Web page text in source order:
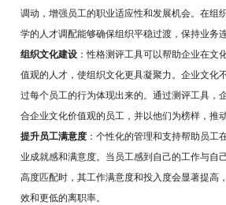
调动，增强员工的职业适应性和发展机会。在组
学的人才调配能够确保组织平稳过渡，保持业务连
组织文化建设 ：性格测评工具可以帮助企业在文
值观的人才，使组织文化更具凝聚力。企业文化
过每个员工的行为体现出来的。通过测评工具，
合企业文化价值观的员工，并以他们为榜样，推
提升员工满意度 ：个性化的管理和支持帮助员工
业成就感和满意度。当员工感到自己的工作与自
高度匹配时，其工作满意度和投入度会显著提高
效和更低的离职率。